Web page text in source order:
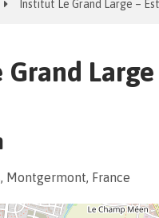
Institut Le Grand Large –
Montgermont, France